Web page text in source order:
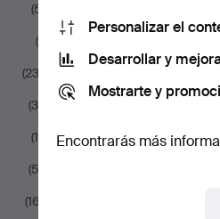
(51)
(8)
(232)
(34)
(19)
(53)
(167)
Personalizar el
Desarrollar y
Mostrarte y
Encontrarás más